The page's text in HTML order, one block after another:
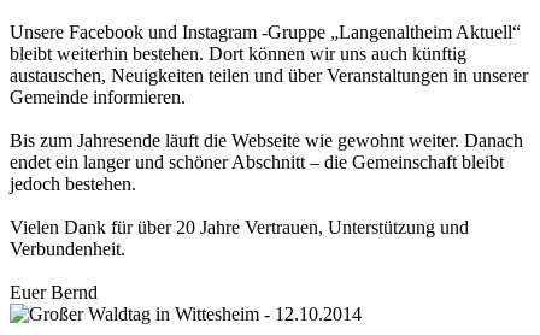
Unsere Facebook und Instagram -Gruppe „Langenaltheim Aktuell“
bleibt weiterhin bestehen. Dort können wir uns auch künftig
austauschen, Neuigkeiten teilen und über Veranstaltungen in unserer
Gemeinde informieren.
Bis zum Jahresende läuft die Webseite wie gewohnt weiter. Danach
endet ein langer und schöner Abschnitt – die Gemeinschaft bleibt
jedoch bestehen.
Vielen Dank für über 20 Jahre Vertrauen, Unterstützung und
Verbundenheit.
Euer Bernd